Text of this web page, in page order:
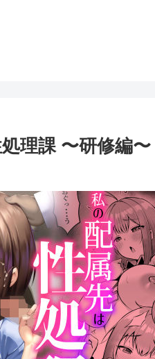
理課 〜研修編〜